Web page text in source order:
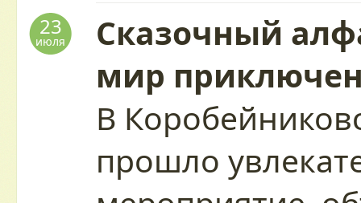
23
июля
Сказочный
мир
В
прошло